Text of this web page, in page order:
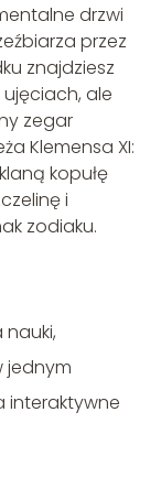
drzwi
przez
znajdziesz
ale
zegar
Klemensa XI:
kopułę
i
zodiaku.
nauki,
jednym
interaktywne